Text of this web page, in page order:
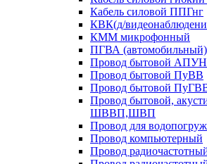
Кабель силовой ППГнг
КВК(д/
КММ микрофонный
ПГВА (автомобильный)
Провод бытовой
Провод бытовой ПуВВ
Провод бытовой
Провод бытовой,
ШВВП,ШВП
Провод для
Провод компьютерный
Провод